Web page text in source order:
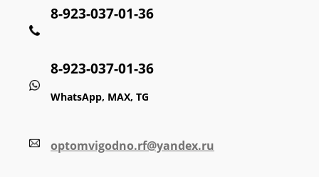
8-923-037-01-36
8-923-037-01-36
WhatsApp, MAX, TG
optomvigodno.rf@yandex.ru